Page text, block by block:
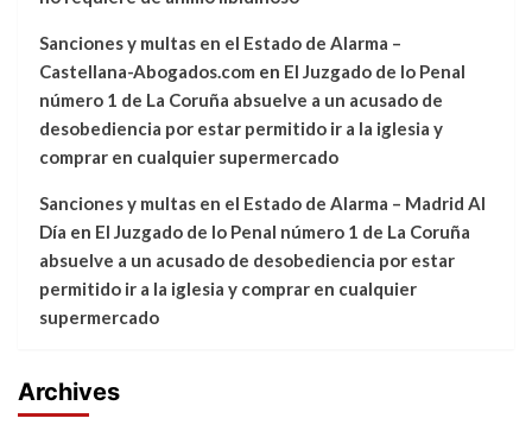
Sanciones y multas en el Estado de Alarma –
Castellana-Abogados.com en El Juzgado de lo Penal
número 1 de La Coruña absuelve a un acusado de
desobediencia por estar permitido ir a la iglesia y
comprar en cualquier supermercado
Sanciones y multas en el Estado de Alarma – Madrid Al
Día en El Juzgado de lo Penal número 1 de La Coruña
absuelve a un acusado de desobediencia por estar
permitido ir a la iglesia y comprar en cualquier
supermercado
Archives